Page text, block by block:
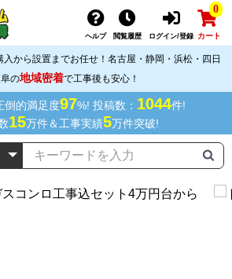
ヘルプ 閲覧履歴 ログイン/登録
0
カート
から設置までお任せ！名古屋・静岡・浜松・四日
の地域密着で工事後も安心！
倒的満足度97%! 投稿数： 1044件!
15万件＆工事実績5万件突破!